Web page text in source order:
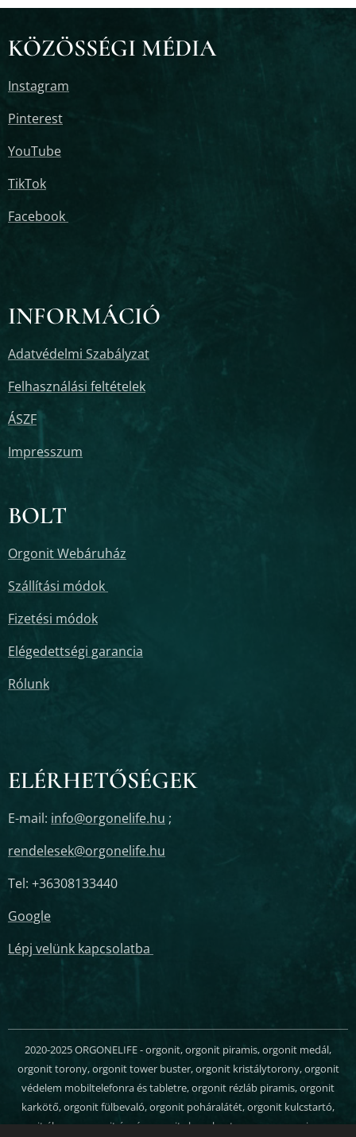
KÖZÖSSÉGI MÉDIA
Instagram
Pinterest
YouTube
TikTok
Facebook
INFORMÁCIÓ
Adatvédelmi Szabályzat
Felhasználási feltételek
ÁSZF
Impresszum
BOLT
Orgonit Webáruház
Szállítási módok
Fizetési módok
Elégedettségi garancia
Rólunk
ELÉRHETŐSÉGEK
E-mail: info@orgonelife.hu ;
rendelesek@orgonelife.hu
Tel: +36308133440
Google
Lépj velünk kapcsolatba
2020-2025 ORGONELIFE - orgonit, orgonit piramis, orgonit medál,
orgonit torony, orgonit tower buster, orgonit kristálytorony, orgonit
védelem mobiltelefonra és tabletre, orgonit rézláb piramis, orgonit
karkötő, orgonit fülbevaló, orgonit poháralátét, orgonit kulcstartó,
orgonit ékszer, orgonit ágyú, orgonit chem buster, orgon energia, orgon